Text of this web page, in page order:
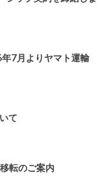
7月よりヤマト運輸
て
転のご案内